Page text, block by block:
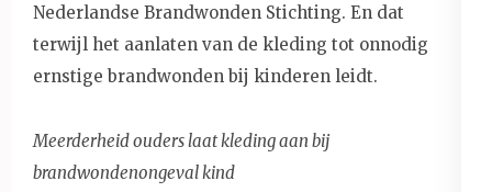
Nederlandse Brandwonden Stichting. En dat
terwijl het aanlaten van de kleding tot onnodig
ernstige brandwonden bij kinderen leidt.
Meerderheid ouders laat kleding aan bij
brandwondenongeval kind